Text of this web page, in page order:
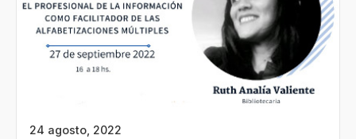
24 agosto, 2022